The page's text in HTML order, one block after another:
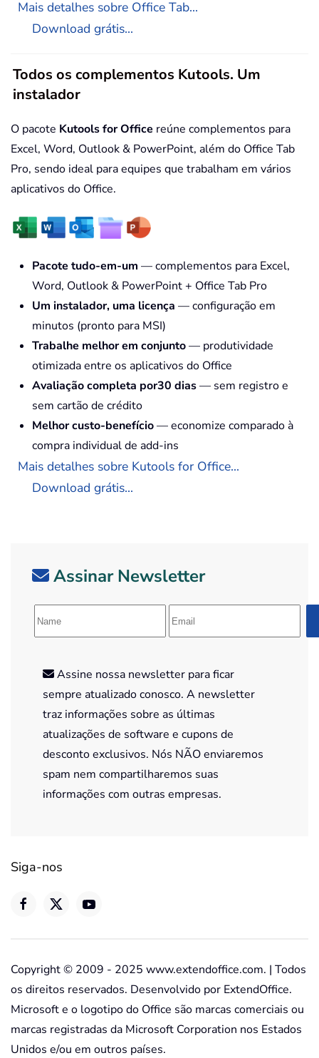
Mais detalhes sobre Office Tab...
Download grátis...
Todos os complementos Kutools. Um
instalador
O pacote Kutools for Office reúne complementos para
Excel, Word, Outlook & PowerPoint, além do Office Tab
Pro, sendo ideal para equipes que trabalham em vários
aplicativos do Office.
Pacote tudo-em-um — complementos para Excel,
Word, Outlook & PowerPoint + Office Tab Pro
Um instalador, uma licença — configuração em
minutos (pronto para MSI)
Trabalhe melhor em conjunto— produtividade
otimizada entre os aplicativos do Office
Avaliação completa por30 dias— sem registro e
sem cartão de crédito
Melhor custo-benefício— economize comparado à
compra individual de add-ins
Mais detalhes sobre Kutools for Office...
Download grátis...
Assinar Newsletter
Assine nossa newsletter para ficar
sempre atualizado conosco. A newsletter
traz informações sobre as últimas
atualizações de software e cupons de
desconto exclusivos. Nós NÃO enviaremos
spam nem compartilharemos suas
informações com outras empresas.
Siga-nos
Copyright © 2009 - 2025 www.extendoffice.com. | Todos
os direitos reservados. Desenvolvido por ExtendOffice.
Microsoft e o logotipo do Office são marcas comerciais ou
marcas registradas da Microsoft Corporation nos Estados
Unidos e/ou em outros países.